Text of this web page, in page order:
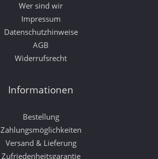
Wer sind wir
Impressum
Datenschutzhinweise
AGB
Widerrufsrecht
Informationen
Bestellung
Zahlungsmöglichkeiten
Versand & Lieferung
Zufriedenheitsgarantie